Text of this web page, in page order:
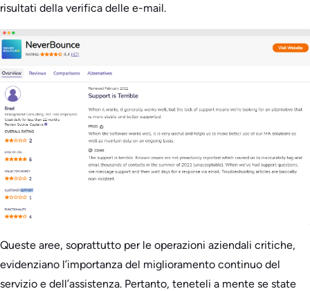
risultati della verifica delle e-mail.
Queste aree, soprattutto per le operazioni aziendali critiche,
evidenziano l’importanza del miglioramento continuo del
servizio e dell’assistenza. Pertanto, teneteli a mente se state